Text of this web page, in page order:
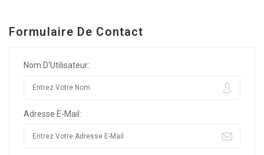
Formulaire De Contact
Nom D'Utilisateur:
Adresse E-Mail: